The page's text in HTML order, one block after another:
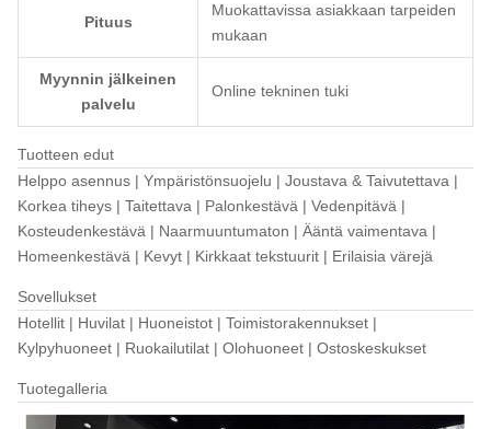
Pituus
Muokattavissa asiakkaan tarpeiden
mukaan
Myynnin jälkeinen
palvelu
Online tekninen tuki
Tuotteen edut
Helppo asennus | Ympäristönsuojelu | Joustava & Taivutettava |
Korkea tiheys | Taitettava | Palonkestävä | Vedenpitävä |
Kosteudenkestävä | Naarmuuntumaton | Ääntä vaimentava |
Homeenkestävä | Kevyt | Kirkkaat tekstuurit | Erilaisia ​​värejä
Sovellukset
Hotellit | Huvilat | Huoneistot | Toimistorakennukset |
Kylpyhuoneet | Ruokailutilat | Olohuoneet | Ostoskeskukset
Tuotegalleria